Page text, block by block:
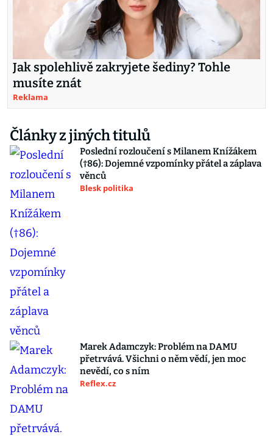
Jak spolehlivě zakryjete šediny? Tohle
musíte znát
Reklama
Články z jiných titulů
Poslední rozloučení s Milanem Knížákem
(†86): Dojemné vzpomínky přátel a záplava
věnců
Blesk politika
Marek Adamczyk: Problém na DAMU
přetrvává. Všichni o něm vědí, jen moc
nevědí, co s ním
Reflex.cz